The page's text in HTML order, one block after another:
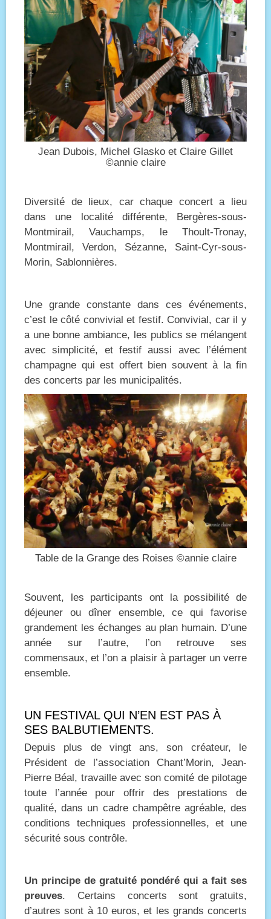
Jean Dubois, Michel Glasko et Claire Gillet
©annie claire
Diversité de lieux, car chaque concert a lieu
dans une localité différente, Bergères-sous-
Montmirail, Vauchamps, le Thoult-Tronay,
Montmirail, Verdon, Sézanne, Saint-Cyr-sous-
Morin, Sablonnières.
Une grande constante dans ces événements,
c’est le côté convivial et festif. Convivial, car il y
a une bonne ambiance, les publics se mélangent
avec simplicité, et festif aussi avec l’élément
champagne qui est offert bien souvent à la fin
des concerts par les municipalités.
Table de la Grange des Roises ©annie claire
Souvent, les participants ont la possibilité de
déjeuner ou dîner ensemble, ce qui favorise
grandement les échanges au plan humain. D’une
année sur l’autre, l’on retrouve ses
commensaux, et l’on a plaisir à partager un verre
ensemble.
UN FESTIVAL QUI N’EN EST PAS À
SES BALBUTIEMENTS.
Depuis plus de vingt ans, son créateur, le
Président de l’association Chant’Morin, Jean-
Pierre Béal, travaille avec son comité de pilotage
toute l’année pour offrir des prestations de
qualité, dans un cadre champêtre agréable, des
conditions techniques professionnelles, et une
sécurité sous contrôle.
Un principe de gratuité pondéré qui a fait ses
preuves. Certains concerts sont gratuits,
d’autres sont à 10 euros, et les grands concerts